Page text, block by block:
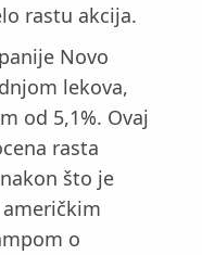
rastu akcija.
Novo
lekova,
od 5,1%. Ovaj
rasta
što je
o